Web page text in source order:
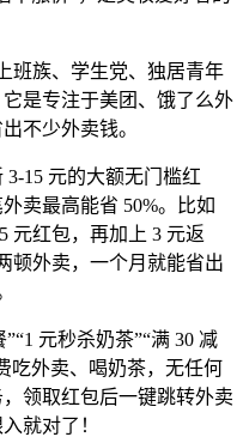
班族、学生党、独居青年
是专注于美团、饿了么外
不少外卖钱。
15 元的大额无门槛红
卖最高能省 50%。比如
元红包，再加上 3 元返
顿外卖，一个月就能省出
元秒杀奶茶”“满 30 减
吃外卖、喝奶茶，无任何
领取红包后一键跳转外卖
就对了！